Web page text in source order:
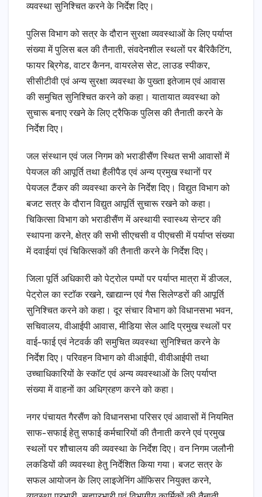
व्यवस्था सुनिश्चित करने के निर्देश दिए।
पुलिस विभाग को सत्र के दौरान सुरक्षा व्यवस्थाओं के लिए पर्याप्त
संख्या में पुलिस बल की तैनाती, संवदेनशील स्थलों पर बैरिकैटिंग,
फायर ब्रिगेड, वाटर कैनन, वायरलेस सेट, लाउड स्पीकर,
सीसीटीवी एवं अन्य सुरक्षा व्यवस्था के पुख्ता इतेजाम एवं आवास
की समुचित सुनिश्चित करने को कहा। यातायात व्यवस्था को
सुचारू बनाए रखने के लिए ट्रैफिक पुलिस की तैनाती करने के
निर्देश दिए।
जल संस्थान एवं जल निगम को भराडीसैंण स्थित सभी आवासों में
पेयजल की आपूर्ति तथा हैलीपैड एवं अन्य प्रमुख स्थानों पर
पेयजल टैंकर की व्यवस्था करने के निर्देश दिए। विद्युत विभाग को
बजट सत्र के दौरान विद्युत आपूर्ति सुचारू रखने को कहा।
चिकित्सा विभाग को भराडीसैंण में अस्थायी स्वास्थ्य सेन्टर की
स्थापना करने, क्षेत्र की सभी सीएचसी व पीएचसी में पर्याप्त संख्या
में दवाईयां एवं चिकित्सकों की तैनाती करने के निर्देश दिए।
जिला पूर्ति अधिकारी को पेट्रोल पम्पों पर पर्याप्त मात्रा में डीजल,
पेट्रोल का स्टाॅक रखने, खाद्यान्न एवं गैस सिलेण्डरों की आपूर्ति
सुनिश्चित करने को कहा। दूर संचार विभाग को विधानसभा भवन,
सचिवालय, वीआईपी आवास, मीडिया सेल आदि प्रमुख स्थलों पर
वाई-फाई एवं नेटवर्क की समुचित व्यवस्था सुनिश्चित करने के
निर्देश दिए। परिवहन विभाग को वीआईपी, वीवीआईपी तथा
उच्चाधिकारियों के स्काॅट एवं अन्य व्यवस्थाओं के लिए पर्याप्त
संख्या में वाहनों का अधिग्रहण करने को कहा।
नगर पंचायत गैरसैंण को विधानसभा परिसर एवं आवासों में नियमित
साफ-सफाई हेतु सफाई कर्मचारियों की तैनाती करने एवं प्रमुख
स्थलों पर शौचालय की व्यवस्था के निर्देश दिए। वन निगम जलौनी
लकडियों की व्यवस्था हेतु निर्देशित किया गया। बजट सत्र के
सफल आयोजन के लिए लाइजेनिंग ऑफिसर नियुक्त करने,